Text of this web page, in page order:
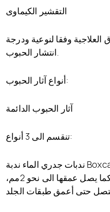
التقشير الكيماوى
وفقا لنوعية ودرجة
انتشار الحبوب.
أنواع آثار الحبوب:
آثار الحبوب الدائمة
تنقسم الى 3 أنواع:
ندبات جدري الماء ندبة Boxcar: وتكون على نحو مستدير
ويصل حجمها الى 0.5 مم، كما يصل عمقها الى نحو 2مم،